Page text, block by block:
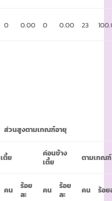
0 0.00 0 0.00 23
ส่วนสูงตามเกณฑ์อายุ
เตี้ย
ค่อนข้าง
เตี้ย
ตามเกณฑ์
คน
ร้อย
ละ
คน
ร้อย
ละ
คน ร้อย